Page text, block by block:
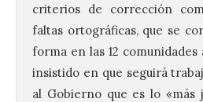
criterios de corrección
faltas ortográficas, que se
forma en las 12 comunidades
insistido en que seguirá
al Gobierno que es lo «más